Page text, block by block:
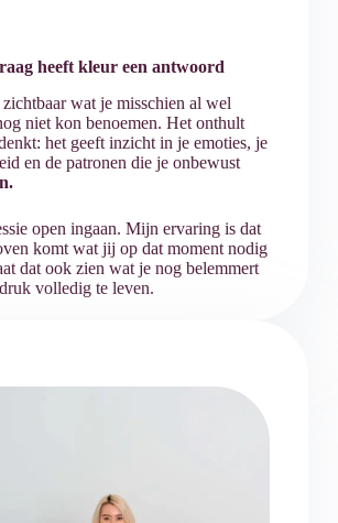
heeft kleur een antwoord
wat je misschien al wel
niet kon benoemen. Het onthult
het geeft inzicht in je emoties, je
en de patronen die je onbewust
open ingaan. Mijn ervaring is dat
komt wat jij op dat moment nodig
dat ook zien wat je nog belemmert
volledig te leven.